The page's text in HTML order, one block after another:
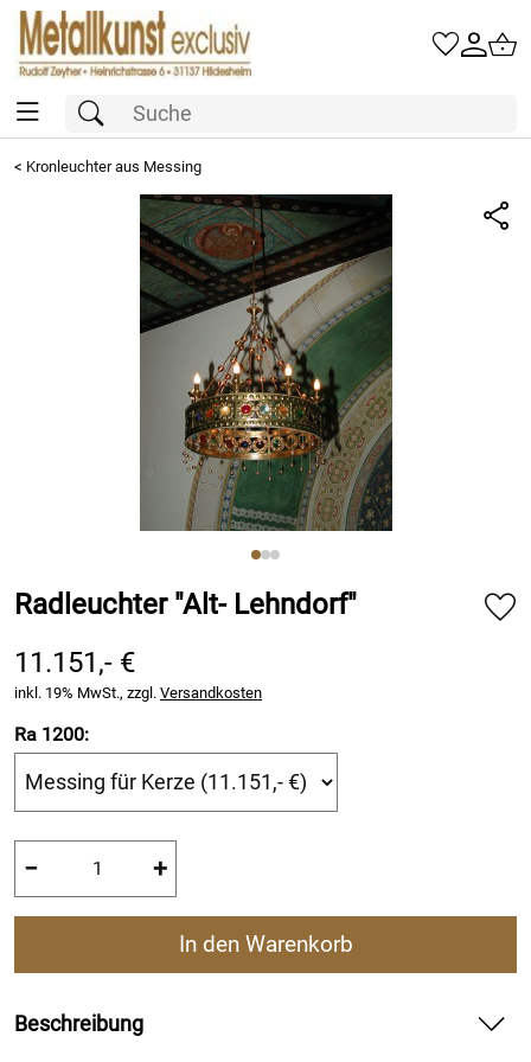
< Kronleuchter aus Messing
Radleuchter "Alt- Lehndorf"
11.151,- €
inkl. 19% MwSt., zzgl. Versandkosten
Ra 1200:
− +
In den Warenkorb
Beschreibung